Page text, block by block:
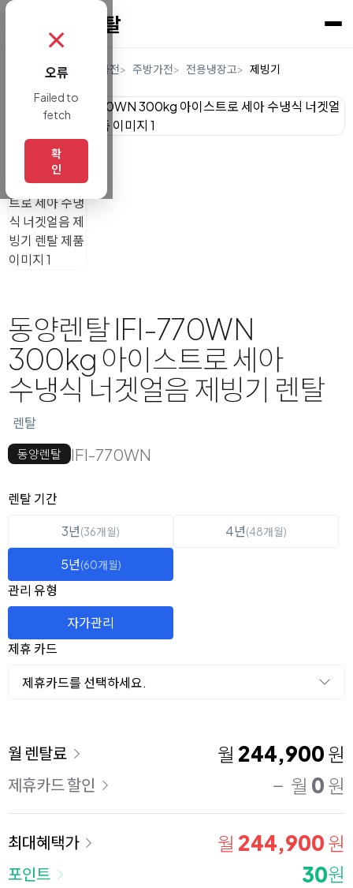
렌탈 디지털/가전 주방가전 전용냉장고 제빙기
동양렌탈 IFI-770WN
300kg 아이스트로 세아
수냉식 너겟얼음 제빙기 렌탈
렌탈
동양렌탈 IFI-770WN
옵션 선택
렌탈 선택
렌탈 기간
3년(36개월) 4년(48개월)
5년(60개월)
관리 유형
자가관리
제휴 카드
제휴카드를 선택하세요.
이용 요금
월 렌탈료 월 244,900 원
제휴카드 할인 월 0 원
최대혜택가 월 244,900 원
포인트 30원
✗
오류
Failed to
fetch
확
인